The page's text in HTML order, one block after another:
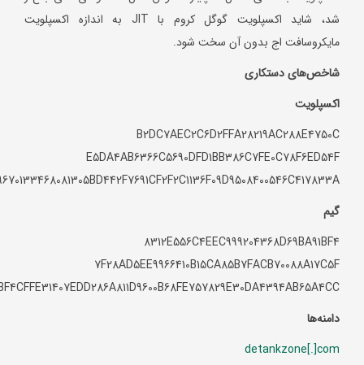
شد، شاید اکسپلویت گوگل کروم با JIT به اندازه اکسپلویت
مایکروسافت اج بدون آن سخت شود.
شاخص‌های دستکاری
اکسپلویت
B2DC7AEC2C6D2FFA28219AC288E4750C
E5DA4AB6366C5690DFD1BB386C7FE0C78F6ED54F
گیم
8312E556C4EEC999204368D69BA91BF4
7F28AD5EE9966410B15CA85B7FACB70088A17C5F
دامنه‌ها
detankzone[.]com